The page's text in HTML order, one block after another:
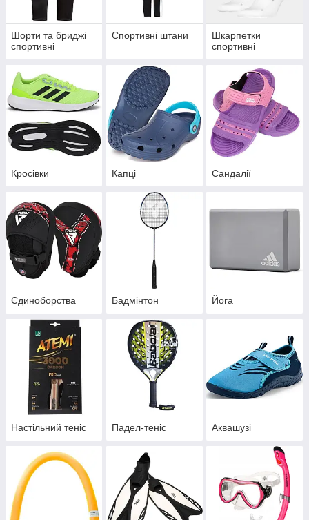
Шорти та бриджі
спортивні
Спортивні штани
Шкарпетки
спортивні
Кросівки Капці Сандалії
Єдиноборства Бадмінтон Йога
Настільний теніс Падел-теніс Аквашузі